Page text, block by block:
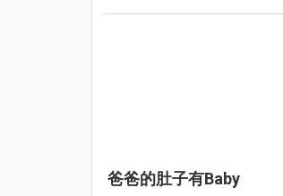
爸爸的肚子有baby